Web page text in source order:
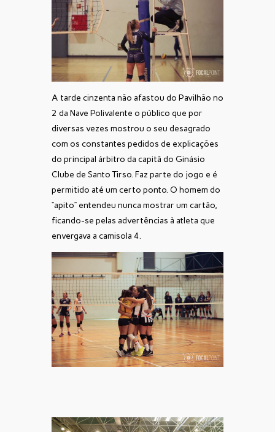
A tarde cinzenta não afastou do Pavilhão nº
2 da Nave Polivalente o público que por
diversas vezes mostrou o seu desagrado
com os constantes pedidos de explicações
do principal árbitro da capitã do Ginásio
Clube de Santo Tirso. Faz parte do jogo e é
permitido até um certo ponto. O homem do
“apito” entendeu nunca mostrar um cartão,
ficando-se pelas advertências à atleta que
envergava a camisola 4.